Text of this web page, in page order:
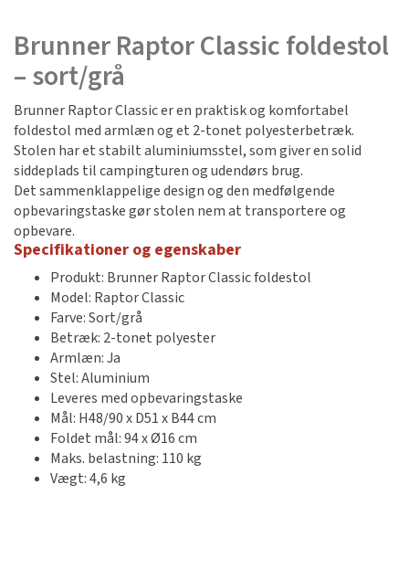
Brunner Raptor Classic foldestol
– sort/grå
Brunner Raptor Classic er en praktisk og komfortabel
foldestol med armlæn og et 2-tonet polyesterbetræk.
Stolen har et stabilt aluminiumsstel, som giver en solid
siddeplads til campingturen og udendørs brug.
Det sammenklappelige design og den medfølgende
opbevaringstaske gør stolen nem at transportere og
opbevare.
Specifikationer og egenskaber
Produkt: Brunner Raptor Classic foldestol
Model: Raptor Classic
Farve: Sort/grå
Betræk: 2-tonet polyester
Armlæn: Ja
Stel: Aluminium
Leveres med opbevaringstaske
Mål: H48/90 x D51 x B44 cm
Foldet mål: 94 x Ø16 cm
Maks. belastning: 110 kg
Vægt: 4,6 kg